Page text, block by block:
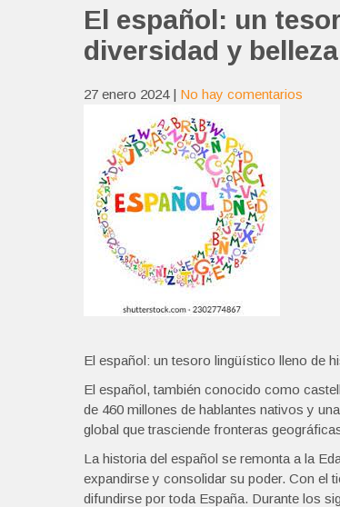
El español: un
diversidad y belleza
27 enero 2024 | No hay comentarios
El español: un tesoro lingüístico lleno de
El español, también conocido como
de 460 millones de hablantes nativos y
global que trasciende fronteras
La historia del español se remonta a la
expandirse y consolidar su poder. Con el
difundirse por toda España. Durante los